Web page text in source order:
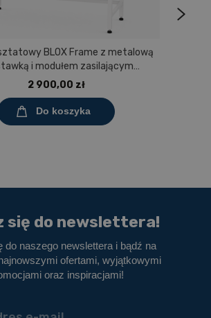
BLOX Frame z metalową
i modułem zasilającym
1200x600 mm, rozmiar 4-6, blat
2 900,00 zł
Do koszyka
się do newslettera!
do naszego newslettera i bądź na
ofertami, wyjątkowymi
oraz inspiracjami!